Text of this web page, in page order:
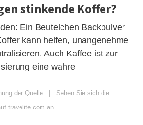
stinkende Koffer?
Ein Beutelchen Backpulver
kann helfen, unangenehme
Auch Kaffee ist zur
eine wahre
der Quelle | Sehen Sie sich die
travelite.com an